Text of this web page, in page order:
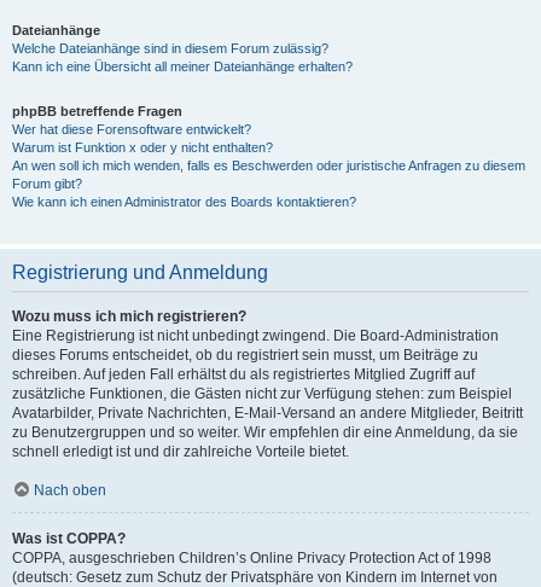
Dateianhänge
Welche Dateianhänge sind in diesem Forum zulässig?
Kann ich eine Übersicht all meiner Dateianhänge erhalten?
phpBB betreffende Fragen
Wer hat diese Forensoftware entwickelt?
Warum ist Funktion x oder y nicht enthalten?
An wen soll ich mich wenden, falls es Beschwerden oder juristische Anfragen zu diesem
Forum gibt?
Wie kann ich einen Administrator des Boards kontaktieren?
Registrierung und Anmeldung
Wozu muss ich mich registrieren?
Eine Registrierung ist nicht unbedingt zwingend. Die Board-Administration
dieses Forums entscheidet, ob du registriert sein musst, um Beiträge zu
schreiben. Auf jeden Fall erhältst du als registriertes Mitglied Zugriff auf
zusätzliche Funktionen, die Gästen nicht zur Verfügung stehen: zum Beispiel
Avatarbilder, Private Nachrichten, E-Mail-Versand an andere Mitglieder, Beitritt
zu Benutzergruppen und so weiter. Wir empfehlen dir eine Anmeldung, da sie
schnell erledigt ist und dir zahlreiche Vorteile bietet.
Nach oben
Was ist COPPA?
COPPA, ausgeschrieben Children’s Online Privacy Protection Act of 1998
(deutsch: Gesetz zum Schutz der Privatsphäre von Kindern im Internet von